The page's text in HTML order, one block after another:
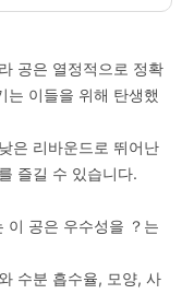
공은 열정적으로 정확
는 이들을 위해 탄생했
은 리바운드로 뛰어난
즐길 수 있습니다.
이 공은 우수성을 ？는
수분 흡수율, 모양, 사